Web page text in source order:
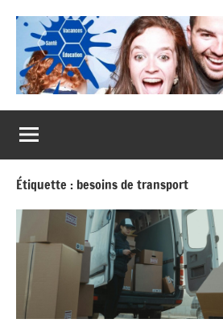
contenu
Guide
Famille
Étiquette : besoins de transport